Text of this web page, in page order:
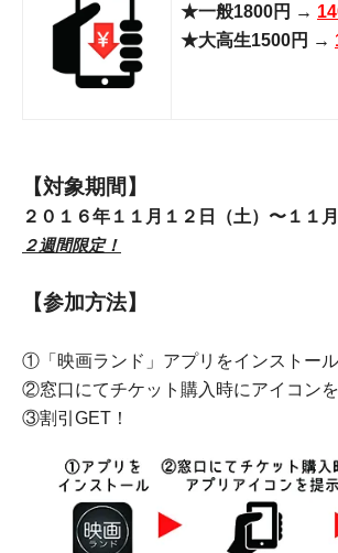
★一般1800円 →
★大高生1500円 →
【対象期間】
２０１６年１１月１２日（土）〜１１
２週間限定！
【参加方法】
①「映画ランド」アプリをインストール
②窓口にてチケット購入時にアイコン
③割引GET！